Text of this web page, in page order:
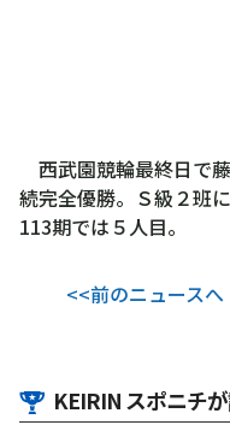
西武園競輪最終日で
続完全優勝。Ｓ級２班
113期では５人目。
<<前のニュースへ
KEIRIN スポニチ